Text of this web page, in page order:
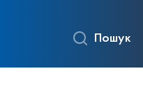
Пошук